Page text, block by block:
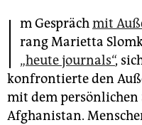
genossenschaft
epaper login
I m Gesprächmit
rang Marietta
„heute journals“,
konfrontierte den
mit dem persönlichen
Afghanistan.